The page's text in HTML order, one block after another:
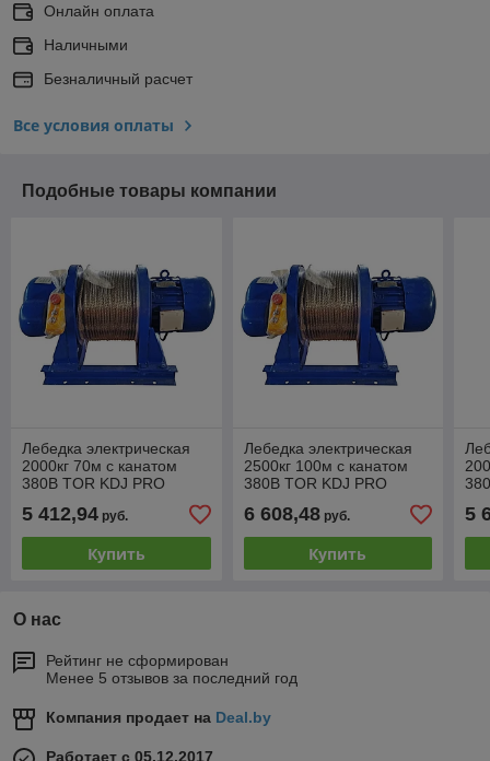
Онлайн оплата
Наличными
Безналичный расчет
Все условия оплаты
Подобные товары компании
Лебедка электрическая
2000кг 70м с канатом
380В TOR KDJ PRO
5 412,94 руб.
Купить
Лебедка электрическая
2500кг 100м с канатом
380В TOR KDJ PRO
6 608,48руб.
Купить
5
О нас
Рейтинг не сформирован
Менее 5 отзывов за последний год
Компания продает на Deal.by
Работает с 05.12.2017